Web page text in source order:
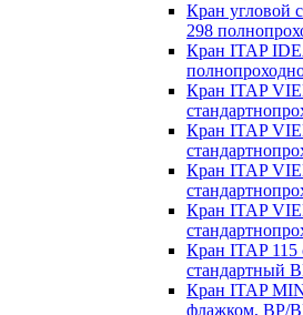
Кран угловой
298
Кран ITAP
Кран ITAP
Кран ITAP
Кран ITAP
Кран ITAP
Кран ITAP 115
стандартный
Кран ITAP
флажком, ВР/